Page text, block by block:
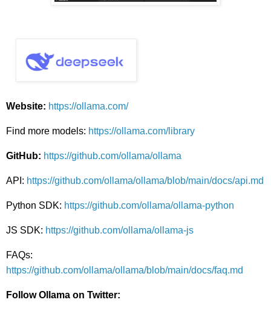
Website: https://ollama.com/
Find more models: https://ollama.com/library
GitHub: https://github.com/ollama/ollama
API: https://github.com/ollama/ollama/blob/main/docs/api.md
Python SDK: https://github.com/ollama/ollama-python
JS SDK: https://github.com/ollama/ollama-js
FAQs:
https://github.com/ollama/ollama/blob/main/docs/faq.md
Follow Ollama on Twitter: